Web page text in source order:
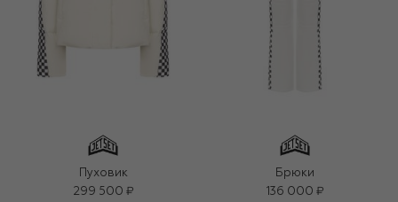
Пуховик
299 500 ₽
Брюки
136 000 ₽